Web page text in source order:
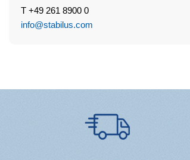
T +49 261 8900 0
info@stabilus.com